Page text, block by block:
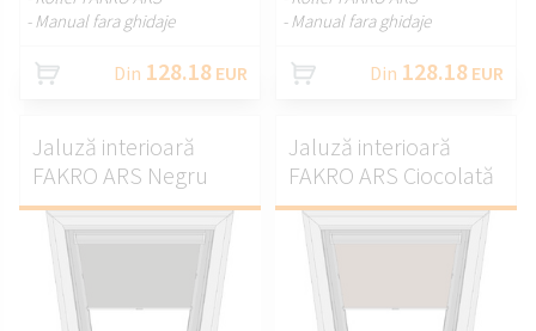
- Manual fara ghidaje
Din 128.18 EUR
- Manual fara ghidaje
Din 128.18 EUR
Jaluză interioară
FAKRO ARS Negru
Jaluză interioară
FAKRO ARS Ciocolată